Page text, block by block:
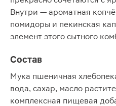
Внутри — ароматная
помидоры и пекинская
элемент этого сытного
Состав
Мука пшеничная
вода, сахар, масло
комплексная пищевая